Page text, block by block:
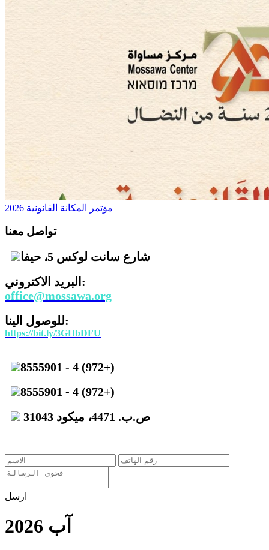
مؤتمر المكانة القانونية 2026
تواصل معنا
شارع سانت لوكس 5، حيفا
البريد الاكتروني:
office@mossawa.org
للوصول الينا:
https://bit.ly/3GHbDFU
8555901 - 4 (972+)
8555901 - 4 (972+)
ص.ب. 4471، ميكود 31043
ارسل
آب 2026